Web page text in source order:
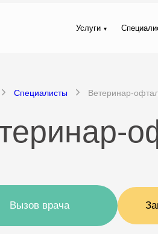
Услуги
Специалисты Ветеринар-
Вызов врача